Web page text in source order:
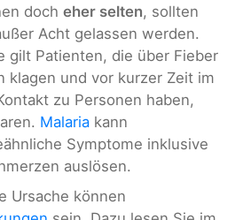
doch eher selten, sollten
Acht gelassen werden.
gilt Patienten, die über Fieber
klagen und vor kurzer Zeit im
zu Personen haben,
Malaria kann
Symptome inklusive
auslösen.
Ursache können